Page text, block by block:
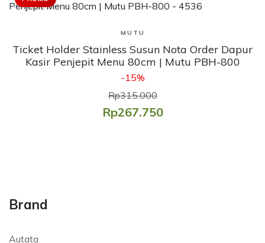
Brand
Autata
Lihat Produk
MUTU
Ticket Holder Stainless Susun Nota Order Dapur
Kasir Penjepit Menu 80cm | Mutu PBH-800
-15%
Rp315.000
Rp267.750